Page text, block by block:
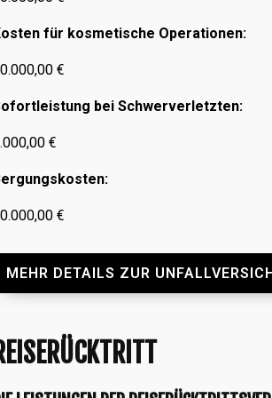
für kosmetische Operationen:
€
bei Schwerverletzten:
€
€
MEHR DETAILS ZUR